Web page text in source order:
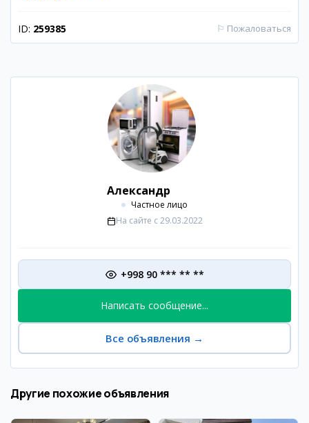
ID: 259385 ⚐ Пожаловаться
Александр
Частное лицо
На сайте с 29.03.2022
+998 90 *** ** **
Написать сообщение...
Все объявления →
Другие похожие объявления